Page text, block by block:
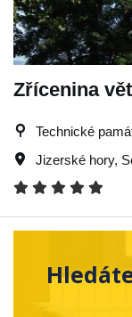
Zřícenina
Technické
Jizerské hory,